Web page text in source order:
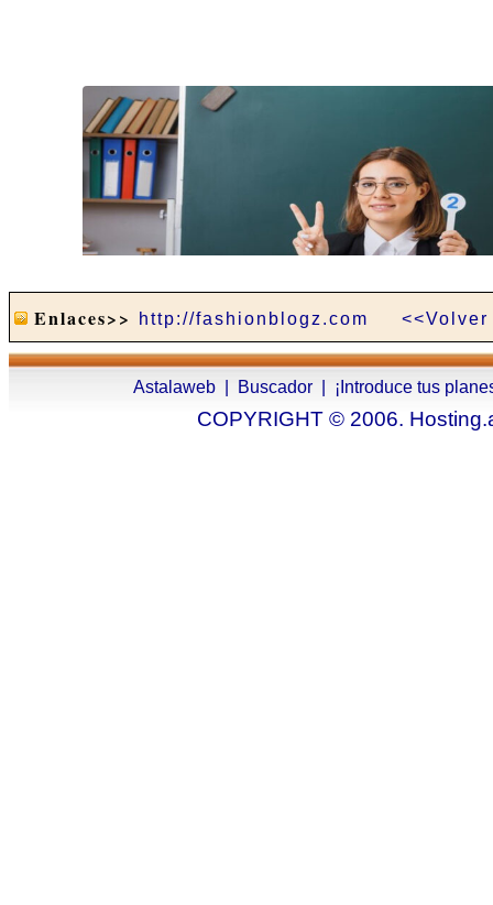
Enlaces>> http://fashionblogz.com <<Volver
Astalaweb Buscador ¡Introduce tus
COPYRIGHT © 2006.